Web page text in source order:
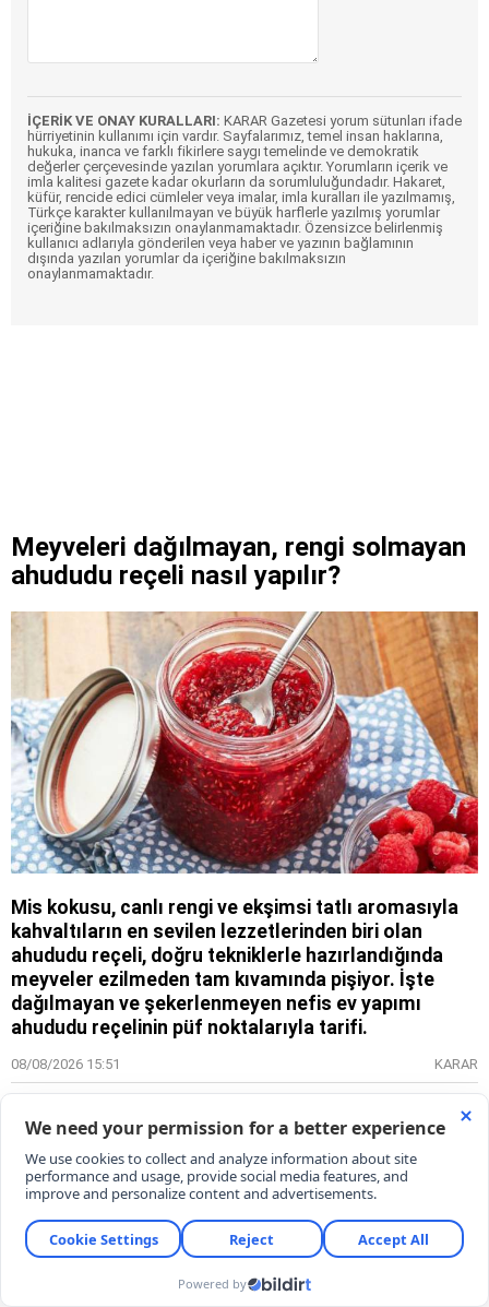
İÇERİK VE ONAY KURALLARI: KARAR Gazetesi yorum sütunları ifade
hürriyetinin kullanımı için vardır. Sayfalarımız, temel insan haklarına,
hukuka, inanca ve farklı fikirlere saygı temelinde ve demokratik
değerler çerçevesinde yazılan yorumlara açıktır. Yorumların içerik ve
imla kalitesi gazete kadar okurların da sorumluluğundadır. Hakaret,
küfür, rencide edici cümleler veya imalar, imla kuralları ile yazılmamış,
Türkçe karakter kullanılmayan ve büyük harflerle yazılmış yorumlar
içeriğine bakılmaksızın onaylanmamaktadır. Özensizce belirlenmiş
kullanıcı adlarıyla gönderilen veya haber ve yazının bağlamının
dışında yazılan yorumlar da içeriğine bakılmaksızın
onaylanmamaktadır.
Meyveleri dağılmayan, rengi solmayan
ahududu reçeli nasıl yapılır?
Mis kokusu, canlı rengi ve ekşimsi tatlı aromasıyla
kahvaltıların en sevilen lezzetlerinden biri olan
ahududu reçeli, doğru tekniklerle hazırlandığında
meyveler ezilmeden tam kıvamında pişiyor. İşte
dağılmayan ve şekerlenmeyen nefis ev yapımı
ahududu reçelinin püf noktalarıyla tarifi.
08/08/2026 15:51 KARAR
Gamze Demirel